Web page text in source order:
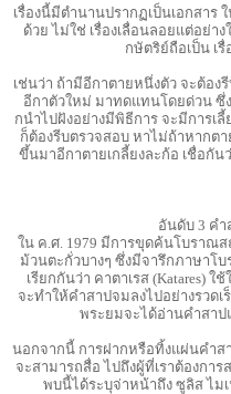
เรื่องนี้มีตํานานปรากฏเป็นเอกสาร
ด้วย ไม่ใช่ เรื่องเลื่อนลอยแต่อย่า
กษัตริย์ถือเป็น เรื่
เช่นว่า ถ้ามีอีกาตายหนึ่งตัว จะต้อ
อีกาตัวใหม่ มาทดแทนโดยด่วน ซึ่
กนําไปฝังอย่างมีพิธีการ จะมีการเ
ก็ต้องรีบตรวจสอบ หาไม่ถ้าหากต
ขึ้นมาอีกาตายเกลี้ยงละก้อ เชื่อกั
อันดับ 3 คํา
ใน ค.ศ. 1979 มีการขุดค้นโบราณ
ม้วนตะกั่วบางๆ ซึ่งมีจารึกภาษาโ
เรียกกันว่า คาตาเรส (Katares)
จะทําให้คําสาปจมลงไปอย่างรว
พระยมจะได้อ่านคําสา
นอกจากนี้ การฝากหรือทิ้งแผ่นคําส
จะสามารถสื่อ ไปถึงผู้ที่เราต้องกา
พบนี้ได้ระบุจ่าหน้าถึง ซูลิส ไม